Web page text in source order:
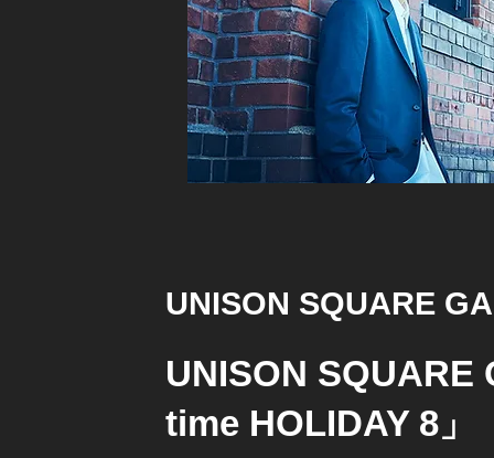
UNISON SQUARE
UNISON
time HOLIDAY 8」